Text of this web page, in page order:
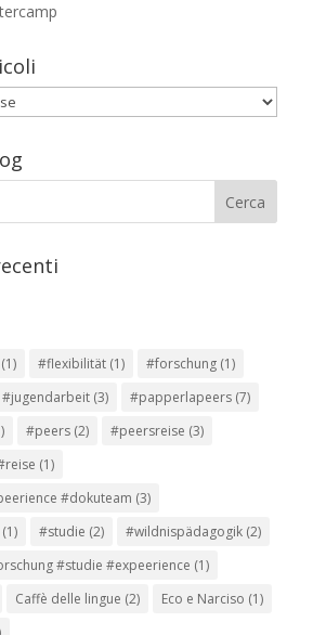
#flexibilität(1) #forschung(1)
#jugendarbeit(3) #papperlapeers(7)
#peers(2) #peersreise (3)
(1)
#dokuteam (3)
(1) #studie (2) #wildnispädagogik(2)
#studie #expeerience (1)
Caffè delle lingue (2) Eco e Narciso (1)